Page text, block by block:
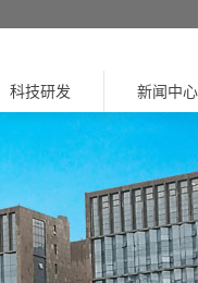
科技研发 新闻中心